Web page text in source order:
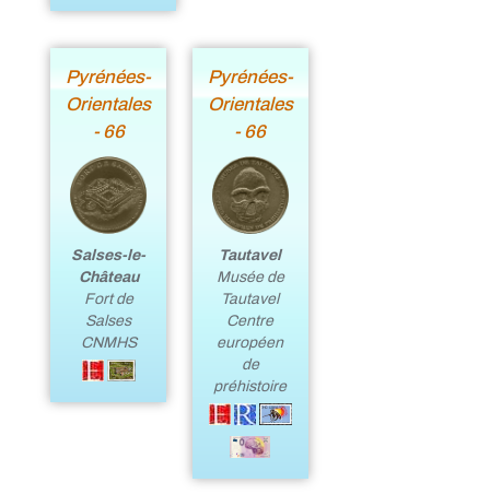
Pyrénées-
Orientales
- 66
Salses-le-
Château
Fort de
Salses
CNMHS
Pyrénées-
Orientales
- 66
Tautavel
Musée de
Tautavel
Centre
européen
de
préhistoire